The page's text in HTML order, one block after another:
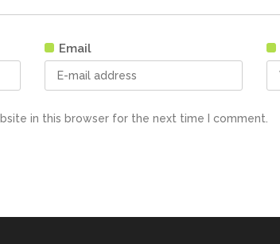
Email
in this browser for the next time I comment.